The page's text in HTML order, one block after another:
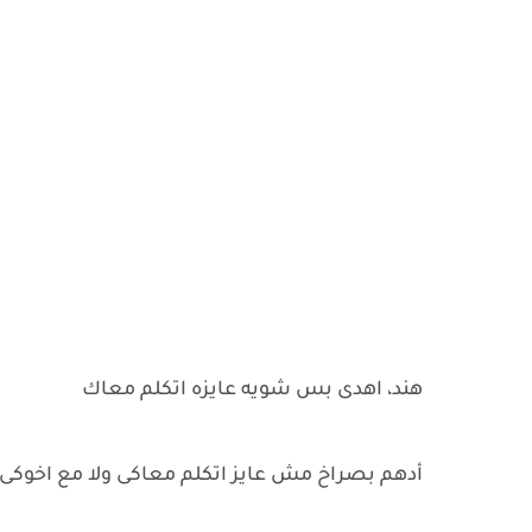
هند، اهدى بس شويه عايزه اتكلم معاك
أدهم بصراخ مش عايز اتكلم معاكى ولا مع